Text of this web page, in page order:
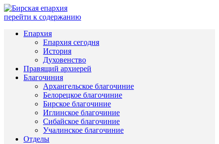
перейти к содержанию
Епархия
Епархия сегодня
История
Духовенство
Правящий архиерей
Благочиния
Архангельское благочиние
Белорецкое благочиние
Бирское благочиние
Иглинское благочиние
Сибайское благочиние
Учалинское благочиние
Отделы